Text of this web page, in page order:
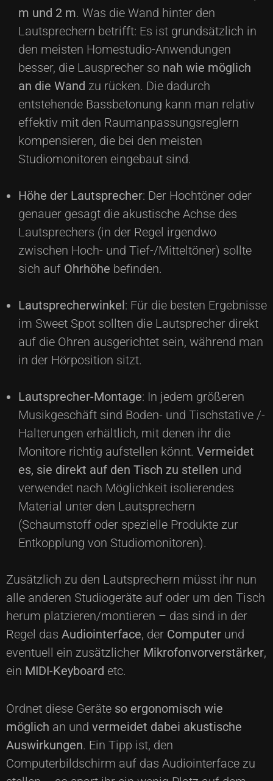
m und 2 m. Was die Wand hinter den
Lautsprechern betrifft: Es ist grundsätzlich in
den meisten Homestudio-Anwendungen
besser, die Lausprecher so nah wie möglich
an die Wand zu rücken. Die dadurch
entstehende Bassbetonung kann man relativ
effektiv mit den Raumanpassungsreglern
kompensieren, die bei den meisten
Studiomonitoren eingebaut sind.
Höhe der Lautsprecher: Der Hochtöner oder
genauer gesagt die akustische Achse des
Lautsprechers (in der Regel irgendwo
zwischen Hoch- und Tief-/Mitteltöner) sollte
sich auf Ohrhöhe befinden.
Lautsprecherwinkel: Für die besten Ergebnisse
im Sweet Spot sollten die Lautsprecher direkt
auf die Ohren ausgerichtet sein, während man
in der Hörposition sitzt.
Lautsprecher-Montage: In jedem größeren
Musikgeschäft sind Boden- und Tischstative /-
Halterungen erhältlich, mit denen ihr die
Monitore richtig aufstellen könnt. Vermeidet
es, sie direkt auf den Tisch zu stellen und
verwendet nach Möglichkeit isolierendes
Material unter den Lautsprechern
(Schaumstoff oder spezielle Produkte zur
Entkopplung von Studiomonitoren).
Zusätzlich zu den Lautsprechern müsst ihr nun
alle anderen Studiogeräte auf oder um den Tisch
herum platzieren/montieren – das sind in der
Regel das Audiointerface, der Computer und
eventuell ein zusätzlicher Mikrofonvorverstärker,
ein MIDI-Keyboard etc.
Ordnet diese Geräte so ergonomisch wie
möglich an und vermeidet dabei akustische
Auswirkungen. Ein Tipp ist, den
Computerbildschirm auf das Audiointerface zu